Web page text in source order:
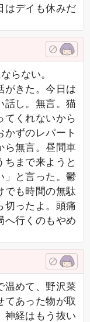
はデイも休みだ
らない。
がきた。今日は
話し。無言。猫
てくれないから
かずのレパート
ら無言。昼間車
ちまで来ようと
」と言った。鬱
でも時間の無駄
切ったよ。頭痛
へ行くのもやめ
温めて、野沢菜
てあった物が取
神経はもう抜い